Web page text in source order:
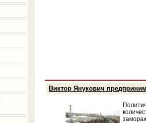
Виктор Янукович